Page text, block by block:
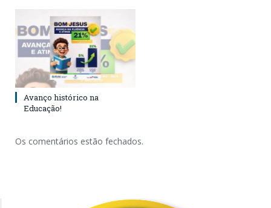
Avanço histórico na
Educação!
Os comentários estão fechados.